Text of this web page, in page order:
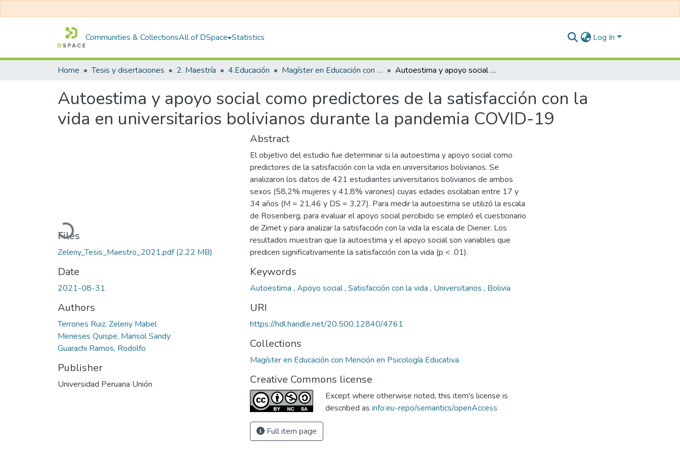
Communities & CollectionsAll of DSpace Statistics Log In
Home Tesis y disertaciones 2. Maestría 4.Educación Magíster en Educación con Mención en Psicología Educativa Autoestima y apoyo social como predictores de la satisfacción con la vida en universitarios bolivianos durante la pandemia COVID-19
Autoestima y apoyo social como predictores de la satisfacción con la
vida en universitarios bolivianos durante la pandemia COVID-19
Loading...
Files
Zeleny_Tesis_Maestro_2021.pdf(2.22 MB)
Date
2021-08-31
Authors
Terrones Ruiz, Zeleny Mabel
Meneses Quispe, Marisol Sandy
Guarachi Ramos, Rodolfo
Publisher
Universidad Peruana Unión
Abstract
El objetivo del estudio fue determinar si la autoestima y apoyo social como
predictores de la satisfacción con la vida en universitarios bolivianos. Se
analizaron los datos de 421 estudiantes universitarios bolivianos de ambos
sexos (58,2% mujeres y 41,8% varones) cuyas edades oscilaban entre 17 y
34 años (M = 21,46 y DS = 3,27). Para medir la autoestima se utilizó la escala
de Rosenberg, para evaluar el apoyo social percibido se empleó el cuestionario
de Zimet y para analizar la satisfacción con la vida la escala de Diener. Los
resultados muestran que la autoestima y el apoyo social son variables que
predicen significativamente la satisfacción con la vida (p < .01).
Keywords
Autoestima , Apoyo social, Satisfacción con la vida , Universitarios , Bolivia
URI
https://hdl.handle.net/20.500.12840/4761
Collections
Magíster en Educación con Mención en Psicología Educativa
Creative Commons license
Except where otherwise noted, this item's license is
described as info:eu-repo/semantics/openAccess
Full item page